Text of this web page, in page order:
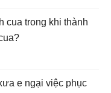
cua trong khi thành
e ngại việc phục